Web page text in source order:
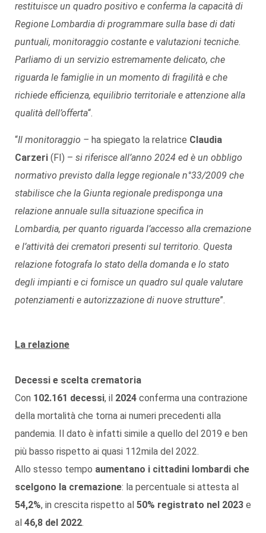
restituisce un quadro positivo e conferma la capacità di
Regione Lombardia di programmare sulla base di dati
puntuali, monitoraggio costante e valutazioni tecniche.
Parliamo di un servizio estremamente delicato, che
riguarda le famiglie in un momento di fragilità e che
richiede efficienza, equilibrio territoriale e attenzione alla
qualità dell’offerta“.
“Il monitoraggio – ha spiegato la relatrice Claudia
Carzeri (FI) – si riferisce all’anno 2024 ed è un obbligo
normativo previsto dalla legge regionale n°33/2009 che
stabilisce che la Giunta regionale predisponga una
relazione annuale sulla situazione specifica in
Lombardia, per quanto riguarda l’accesso alla cremazione
e l’attività dei crematori presenti sul territorio. Questa
relazione fotografa lo stato della domanda e lo stato
degli impianti e ci fornisce un quadro sul quale valutare
potenziamenti e autorizzazione di nuove strutture”.
La relazione
Decessi e scelta crematoria
Con 102.161 decessi, il 2024 conferma una contrazione
della mortalità che torna ai numeri precedenti alla
pandemia. Il dato è infatti simile a quello del 2019 e ben
più basso rispetto ai quasi 112mila del 2022.
Allo stesso tempo aumentano i cittadini lombardi che
scelgono la cremazione: la percentuale si attesta al
54,2%, in crescita rispetto al 50% registrato nel 2023 e
al 46,8 del 2022.